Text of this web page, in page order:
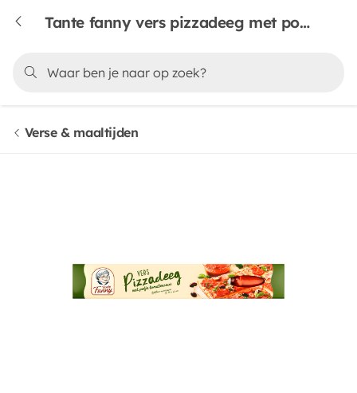
Tante fanny vers pizzadeeg met potje tomatensaus
Verse & maaltijden